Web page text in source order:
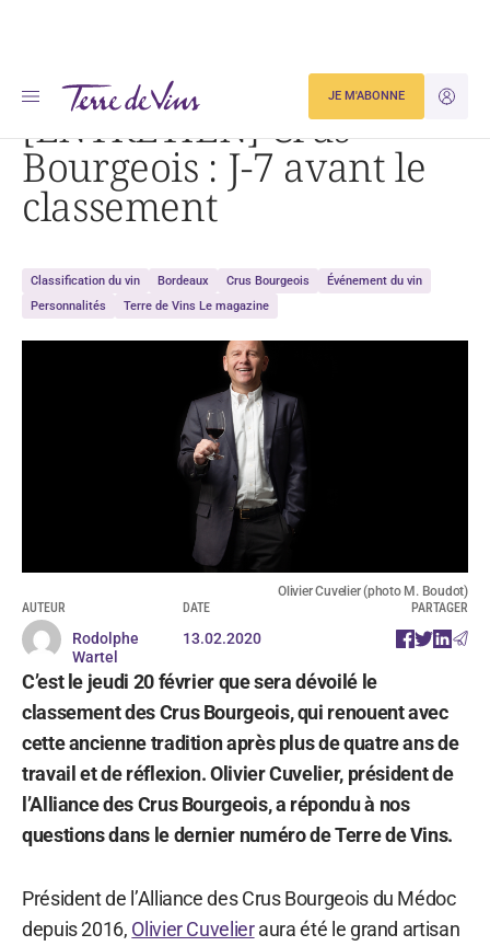
JE
JE M'ABONNE
Accueil [ENTRETIEN] Crus Bourgeois : J-7 avant le classement
[ENTRETIEN] Crus
Bourgeois : J-7 avant le
classement
Classification du vin Bordeaux Crus Bourgeois
Événement du vin
Personnalités
Terre de Vins Le magazine
Olivier Cuvelier (photo M. Boudot)
AUTEUR
Rodolphe
Wartel
DATE
13.02.2020
PARTAGER
C’est le jeudi 20 février que sera dévoilé le
classement des Crus Bourgeois, qui renouent avec
cette ancienne tradition après plus de quatre ans de
travail et de réflexion. Olivier Cuvelier, président de
l’Alliance des Crus Bourgeois, a répondu à nos
questions dans le dernier numéro de Terre de Vins.
Président de l’Alliance des Crus Bourgeois du Médoc
depuis 2016, Olivier Cuvelieraura été le grand artisan